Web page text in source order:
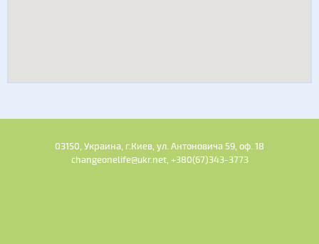
03150, Украина, г.Киев, ул. Антоновича 59, оф. 18
changeonelife@ukr.net, +380(67)343-3773